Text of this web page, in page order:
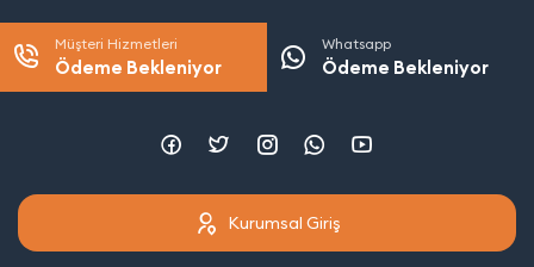
Müşteri Hizmetleri
Ödeme Bekleniyor
Whatsapp
Ödeme Bekleniyor
Kurumsal Giriş